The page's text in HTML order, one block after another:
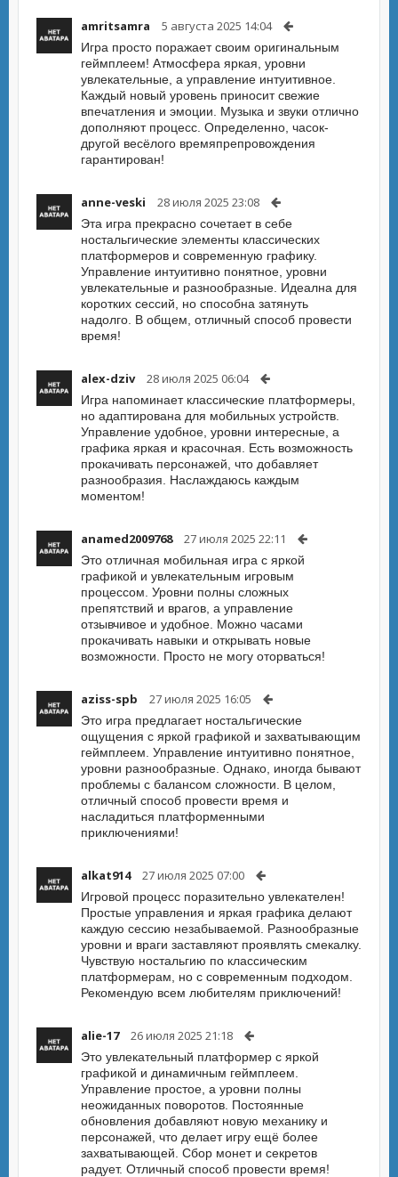
amritsamra 5 августа 2025 14:04
Игра просто поражает своим оригинальным
геймплеем! Атмосфера яркая, уровни
увлекательные, а управление интуитивное.
Каждый новый уровень приносит свежие
впечатления и эмоции. Музыка и звуки отлично
дополняют процесс. Определенно, часок-
другой весёлого времяпрепровождения
гарантирован!
anne-veski 28 июля 2025 23:08
Эта игра прекрасно сочетает в себе
ностальгические элементы классических
платформеров и современную графику.
Управление интуитивно понятное, уровни
увлекательные и разнообразные. Идеална для
коротких сессий, но способна затянуть
надолго. В общем, отличный способ провести
время!
alex-dziv 28 июля 2025 06:04
Игра напоминает классические платформеры,
но адаптирована для мобильных устройств.
Управление удобное, уровни интересные, а
графика яркая и красочная. Есть возможность
прокачивать персонажей, что добавляет
разнообразия. Наслаждаюсь каждым
моментом!
anamed2009768 27 июля 2025 22:11
Это отличная мобильная игра с яркой
графикой и увлекательным игровым
процессом. Уровни полны сложных
препятствий и врагов, а управление
отзывчивое и удобное. Можно часами
прокачивать навыки и открывать новые
возможности. Просто не могу оторваться!
aziss-spb 27 июля 2025 16:05
Это игра предлагает ностальгические
ощущения с яркой графикой и захватывающим
геймплеем. Управление интуитивно понятное,
уровни разнообразные. Однако, иногда бывают
проблемы с балансом сложности. В целом,
отличный способ провести время и
насладиться платформенными
приключениями!
alkat914 27 июля 2025 07:00
Игровой процесс поразительно увлекателен!
Простые управления и яркая графика делают
каждую сессию незабываемой. Разнообразные
уровни и враги заставляют проявлять смекалку.
Чувствую ностальгию по классическим
платформерам, но с современным подходом.
Рекомендую всем любителям приключений!
alie-17 26 июля 2025 21:18
Это увлекательный платформер с яркой
графикой и динамичным геймплеем.
Управление простое, а уровни полны
неожиданных поворотов. Постоянные
обновления добавляют новую механику и
персонажей, что делает игру ещё более
захватывающей. Сбор монет и секретов
радует. Отличный способ провести время!